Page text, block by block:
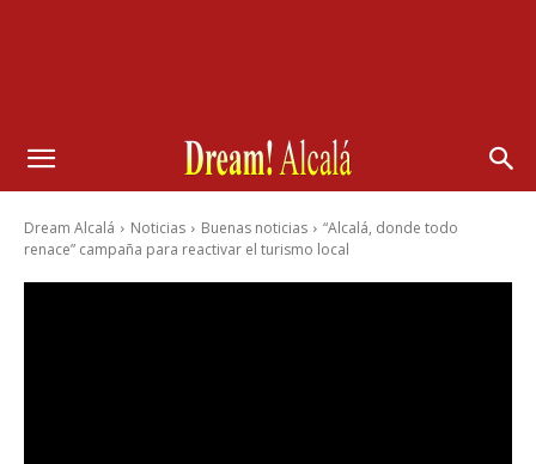
Dream Alcalá Noticias Buenas noticias
“Alcalá, donde todo
renace” campaña para reactivar el turismo local